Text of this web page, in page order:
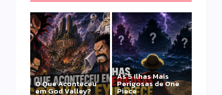
O Que Aconteceu
em God Valley?
As 5 Ilhas Mais
Perigosas de One
Piece